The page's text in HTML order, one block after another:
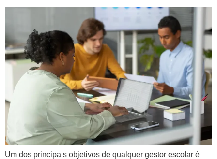
Um dos principais objetivos de qualquer gestor escolar é